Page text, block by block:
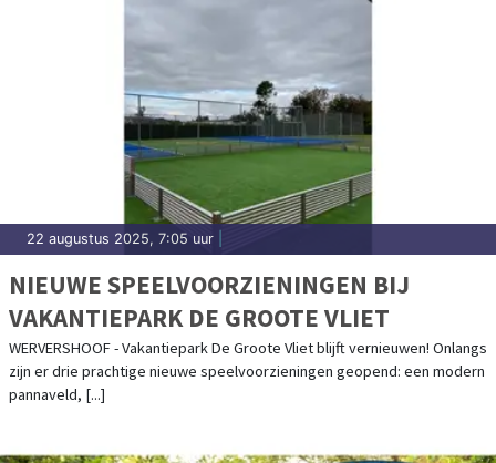
22 augustus 2025, 7:05 uur
NIEUWE SPEELVOORZIENINGEN BIJ
VAKANTIEPARK DE GROOTE VLIET
WERVERSHOOF - Vakantiepark De Groote Vliet blijft vernieuwen! Onlangs
zijn er drie prachtige nieuwe speelvoorzieningen geopend: een modern
pannaveld, [...]